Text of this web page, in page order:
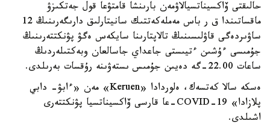
حالىقتى ۆاكسيناتسيالاۋمەن بارىنشا قامتۋعا قول جەتكىزۋ
ماقساتىندا ق ر باس مەملەكەتتىك سانيتارلىق دارىگەرىنىڭ 12
ساۋىردەگى قاۋلىسىنىڭ تالاپتارىنا سايكەس ەگۋ پۋنكتتەرىنىڭ
جۇمىسى ءۇشىن ءتيىستى جاعداي جاسالعان وبەكتىلەردىڭ
ساعات 22.00-گە دەيىن جۇمىس ىستەۋىنە رۇقسات بەرىلدى.
ەسكە سالا كەتسەك، ەلوردادا «Keruen» مەن «ءابۋ- دابي
پلازادا» COVID-19-عا قارسى ۆاكسيناتسيا پۋنكتتەرى
اشىلدى.